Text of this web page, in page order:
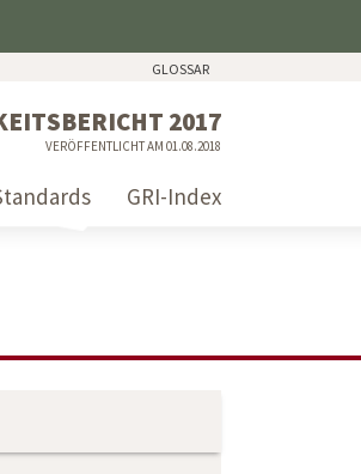
GLOSSAR
2017
VERÖFFENTLICHT AM 01.08.2018
GRI-Index